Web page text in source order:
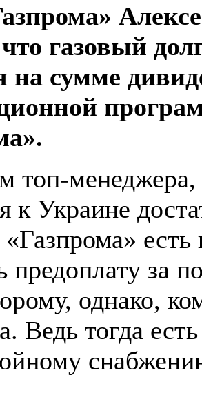
что газовый
на сумме
топ-
к Украине
есть
предоплату за
однако,
Ведь тогда